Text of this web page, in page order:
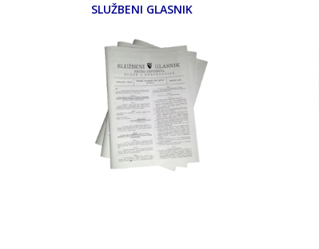
SLUŽBENI GLASNIK